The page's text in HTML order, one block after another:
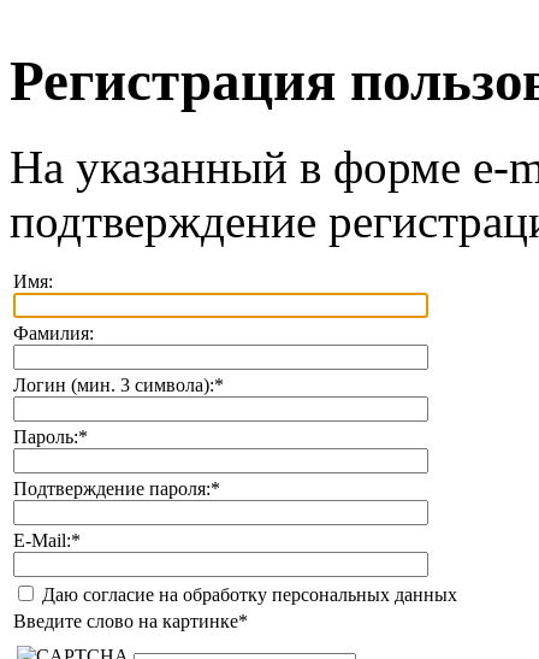
Регистрация
На указанный в форме e-
подтверждение
Имя:
Фамилия:
Логин (мин. 3 символа):*
Пароль:*
Подтверждение пароля:*
E-Mail:*
Даю согласие на обработку персональных данных
Введите слово на картинке*